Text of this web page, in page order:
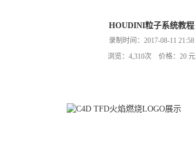
HOUDINI粒子系统教程
录制时间：2017-08-11 21:58
浏览：4,310次 价格：20 元